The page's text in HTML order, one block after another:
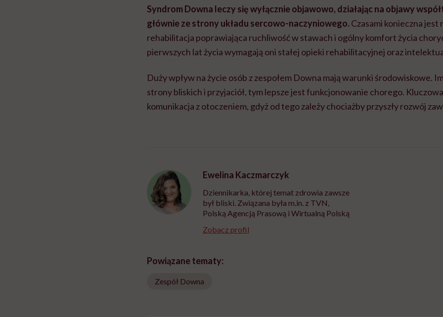
Syndrom Downa leczy się wyłącznie objawowo, działając na objawy
głównie ze strony układu sercowo-naczyniowego. Czasami konieczna jest
rehabilitacja poprawiająca ruchliwość w stawach i ogólny komfort życia
pierwszych lat życia wymagają oni stałej opieki rehabilitacyjnej oraz
Duży wpływ na życie osób z zespołem Downa mają warunki środowiskowe.
strony bliskich i przyjaciół, tym lepsze jest funkcjonowanie chorego.
komunikacja z otoczeniem, gdyż od tego zależy chociażby przyszły rozwój
Ewelina Kaczmarczyk
Dziennikarka, której temat zdrowia zawsze
był bliski. Związana była m.in. z TVN,
Polską Agencją Prasową i Wirtualną Polską
Zobacz profil
Powiązane tematy:
Zespół Downa